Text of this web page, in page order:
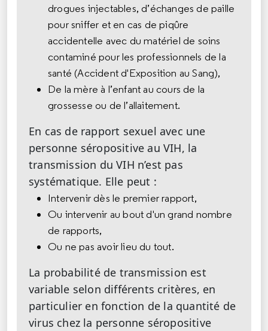
drogues injectables, d’échanges de paille
pour sniffer et en cas de piqûre
accidentelle avec du matériel de soins
contaminé pour les professionnels de la
santé (Accident d'Exposition au Sang),
De la mère à l’enfant au cours de la
grossesse ou de l’allaitement.
En cas de rapport sexuel avec une
personne séropositive au VIH, la
transmission du VIH n’est pas
systématique. Elle peut :
Intervenir dès le premier rapport,
Ou intervenir au bout d'un grand nombre
de rapports,
Ou ne pas avoir lieu du tout.
La probabilité de transmission est
variable selon différents critères, en
particulier en fonction de la quantité de
virus chez la personne séropositive